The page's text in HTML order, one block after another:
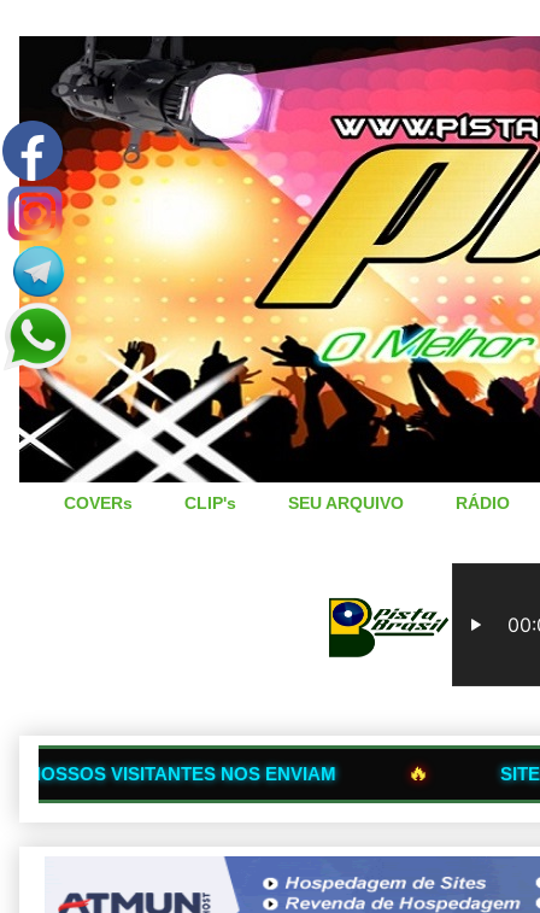
COVERs CLIP's SEU ARQUIVO RÁDIO
NOS ENVIAM 🔥 SITES PARCEIROS